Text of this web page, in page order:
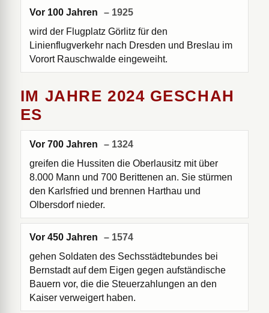
Vor 100 Jahren
– 1925
wird der Flugplatz Görlitz für den
Linienflugverkehr nach Dresden und Breslau im
Vorort Rauschwalde eingeweiht.
IM JAHRE 2024 GESCHAH
ES
Vor 700 Jahren
– 1324
greifen die Hussiten die Oberlausitz mit über
8.000 Mann und 700 Berittenen an. Sie stürmen
den Karlsfried und brennen Harthau und
Olbersdorf nieder.
Vor 450 Jahren
– 1574
gehen Soldaten des Sechsstädtebundes bei
Bernstadt auf dem Eigen gegen aufständische
Bauern vor, die die Steuerzahlungen an den
Kaiser verweigert haben.